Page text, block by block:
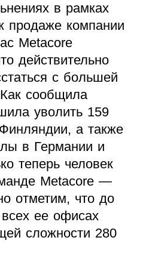
в рамках
продаже компании
Metacore
действительно
с большей
сообщила
уволить 159
а также
в Германии и
теперь человек
Metacore —
отметим, что до
ее офисах
сложности 280